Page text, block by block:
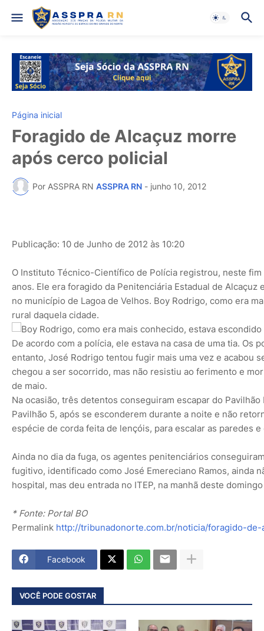
Página inicial
Foragido de Alcaçuz morre
após cerco policial
Por ASSPRA RN ASSPRA RN - junho 10, 2012
Publicação: 10 de Junho de 2012 às 10:20
O Instituto Técnico-Científico de Polícia registrou, neste
anos. Ele era foragido da Penitenciária Estadual de
no município de Lagoa de Velhos. Boy Rodrigo, como era
rural daquela cidade.
De acordo com a polícia, ele estava na casa de uma tia. Os
entanto, José Rodrigo tentou fugir mais uma vez e acabou
chegou a ser socorrido, mas não resistiu ao ferimento e
de maio.
Na ocasião, três detentos conseguiram escapar do
Pavilhão 5, após se esconderem durante a noite e não
espécie de corda feita de lençóis, para escalar as paredes
Ainda no dia da fuga, os agentes penitenciários
fugitivo, identificado como José Emereciano Ramos, ainda
hospital, mas deu entrada no ITEP, na manhã deste domingo
* Fonte: Portal BO
Permalink http://tribunadonorte.com.br/noticia/foragido-
Facebook
VOCÊ PODE GOSTAR